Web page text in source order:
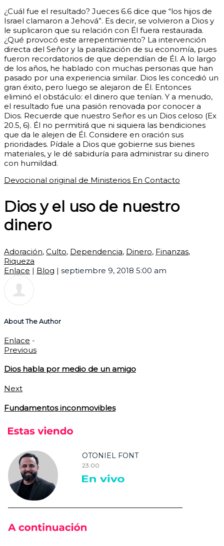
¿Cuál fue el resultado? Jueces 6.6 dice que “los hijos de
Israel clamaron a Jehová”. Es decir, se volvieron a Dios y
le suplicaron que su relación con Él fuera restaurada.
¿Qué provocó este arrepentimiento? La intervención
directa del Señor y la paralización de su economía, pues
fueron recordatorios de que dependían de Él. A lo largo
de los años, he hablado con muchas personas que han
pasado por una experiencia similar. Dios les concedió un
gran éxito, pero luego se alejaron de Él. Entonces
eliminó el obstáculo: el dinero que tenían. Y a menudo,
el resultado fue una pasión renovada por conocer a
Dios. Recuerde que nuestro Señor es un Dios celoso (Ex
20.5, 6). Él no permitirá que ni siquiera las bendiciones
que da le alejen de Él. Considere en oración sus
prioridades. Pídale a Dios que gobierne sus bienes
materiales, y le dé sabiduría para administrar su dinero
con humildad.
Devocional original de Ministerios En Contacto
Dios y el uso de nuestro
dinero
Adoración, Culto, Dependencia, Dinero, Finanzas,
Riqueza
Enlace | Blog | septiembre 9, 2018 5:00 am
About The Author
Enlace -
Previous
Dios habla por medio de un amigo
Next
Fundamentos inconmovibles